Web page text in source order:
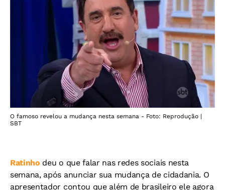
O famoso revelou a mudança nesta semana - Foto: Reprodução |
SBT
Ratinho deu o que falar nas redes sociais nesta
semana, após anunciar sua mudança de cidadania. O
apresentador contou que além de brasileiro ele agora